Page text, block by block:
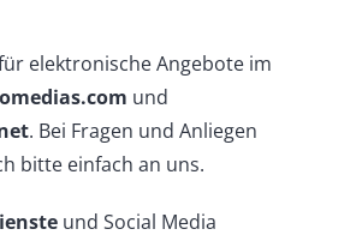
elektronische Angebote im
und
. Bei Fragen und Anliegen
bitte einfach an uns.
und Social Media